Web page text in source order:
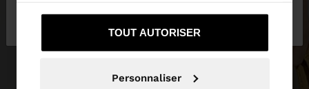
services.
TOUT AUTORISER
Personnaliser